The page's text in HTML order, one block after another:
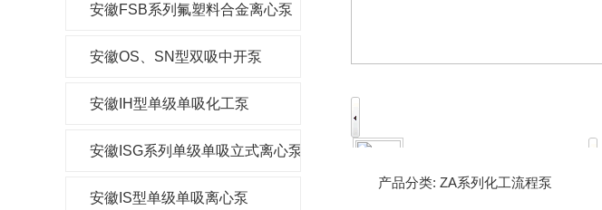
安徽FSB系列氟塑料合金离心泵
安徽OS、SN型双吸中开泵
安徽IH型单级单吸化工泵
安徽ISG系列单级单吸立式离心泵
安徽IS型单级单吸离心泵
产品分类: ZA系列化工流程泵